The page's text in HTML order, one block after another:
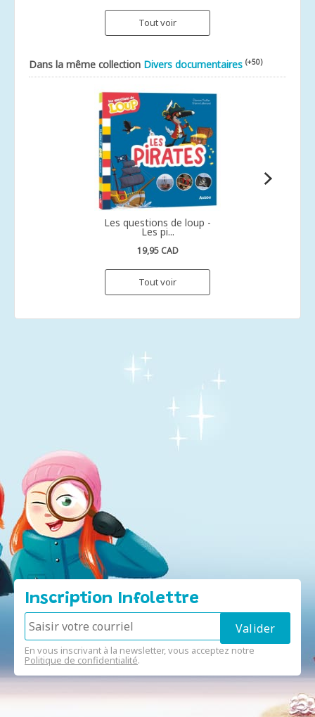
Tout voir
Dans la même collection Divers documentaires (+50)
Les questions de loup -
Les pi...
19,95 CAD
Tout voir
Inscription Infolettre
En vous inscrivant à la newsletter, vous acceptez notre
Politique de confidentialité.